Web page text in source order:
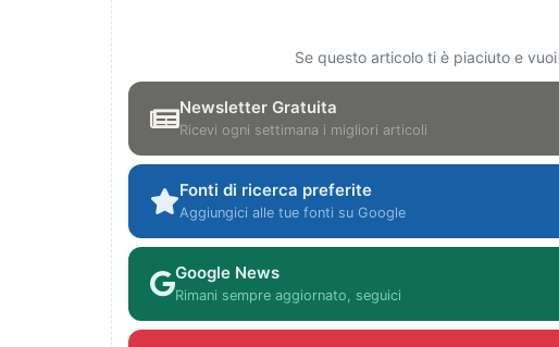
Se questo articolo ti è piaciuto e
Newsletter Gratuita
Ricevi ogni settimana i migliori articoli
Fonti di ricerca preferite
Aggiungici alle tue fonti su Google
Google News
Rimani sempre aggiornato, seguici